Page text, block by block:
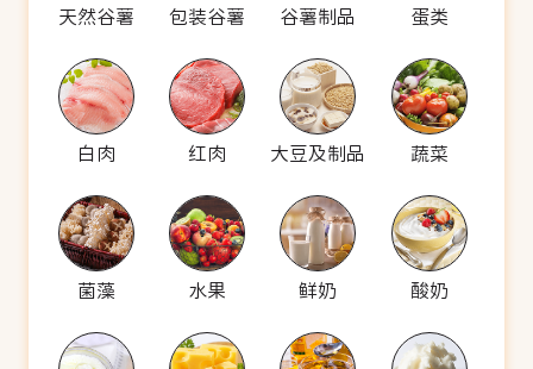
天然谷薯 包装谷薯 谷薯制品 蛋类
白肉 红肉 大豆及制品 蔬菜
菌藻 水果 鲜奶 酸奶